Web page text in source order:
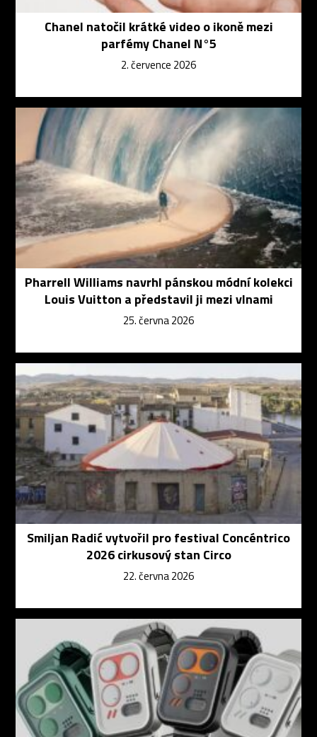
Chanel natočil krátké video o ikoně mezi
parfémy Chanel N°5
2. července 2026
Pharrell Williams navrhl pánskou módní kolekci
Louis Vuitton a představil ji mezi vlnami
25. června 2026
Smiljan Radić vytvořil pro festival Concéntrico
2026 cirkusový stan Circo
22. června 2026